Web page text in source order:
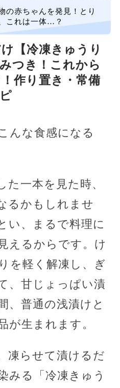
の赤ちゃんを発見！とり
これは一体…？
【冷凍きゅうり
つき！これから
作り置き・常備
んな食感になる
た一本を見た時、
るかもしれませ
い、まるで料理に
えるからです。け
を軽く解凍し、ぎ
、甘じょっぱい漬
、普通の浅漬けと
が生まれます。
凍らせて漬けるだ
みる「冷凍きゅう